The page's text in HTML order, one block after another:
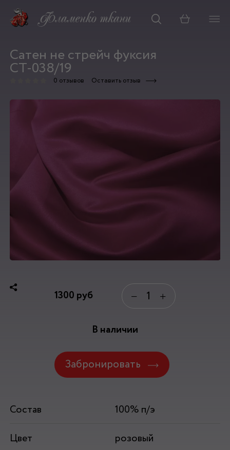
Корзина
Сатен не стрейч фуксия
СТ-038/19
0 отзывов Оставить отзыв
1300 руб − +
В наличии
Забронировать
Состав
100% п/э
Цвет
розовый